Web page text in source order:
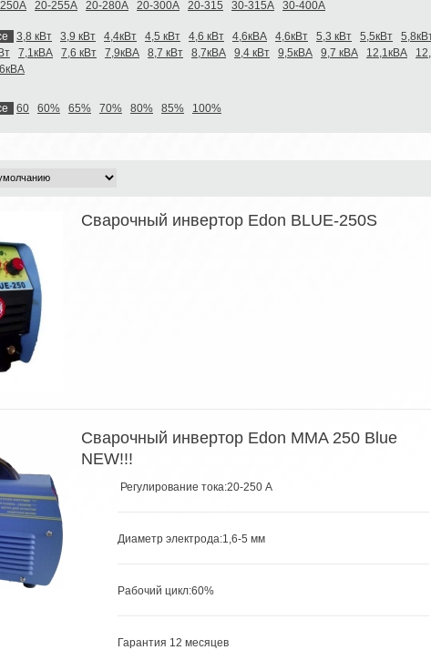
20-255А 20-280А 20-300А 20-315 30-315А 30-400А
3,8 кВт 3,9 кВт 4,4кВт 4,5 кВт 4,6 кВт 4,6кВА 4,6кВт 5,3 кВт 5,5кВт
7,1кВА 7,6 кВт 7,9кВА 8,7 кВт 8,7кВА 9,4 кВт 9,5кВА 9,7 кВА 12,1кВА
60 60% 65% 70% 80% 85% 100%
Сварочный инвертор Edon BLUE-250S
Сварочный инвертор Edon MMA 250 Blue
NEW!!!
Регулирование тока:20-250 А
Диаметр электрода:1,6-5 мм
Рабочий цикл:60%
Гарантия 12 месяцев